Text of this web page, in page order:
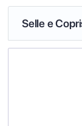
Selle e